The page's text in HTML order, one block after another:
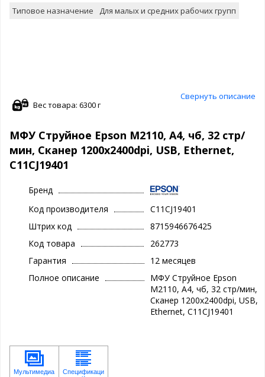
Типовое назначение
Для малых и средних рабочих групп
Свернуть описание
Вес товара: 6300 г
МФУ Струйное Epson M2110, А4, чб, 32 стр/
мин, Сканер 1200x2400dpi, USB, Ethernet,
C11CJ19401
Бренд
Код производителя
C11CJ19401
Штрих код
8715946676425
Код товара
262773
Гарантия
12 месяцев
Полное описание
МФУ Струйное Epson
M2110, А4, чб, 32 стр/мин,
Сканер 1200x2400dpi, USB,
Ethernet, C11CJ19401